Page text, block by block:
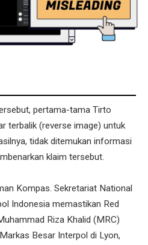
pertama-tama Tirto
terbalik (reverse image) untuk
tidak ditemukan informasi
klaim tersebut.
Kompas. Sekretariat National
Indonesia memastikan Red
Riza Khalid (MRC)
Besar Interpol di Lyon,